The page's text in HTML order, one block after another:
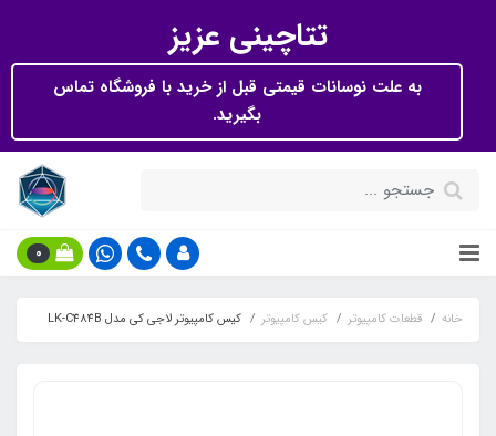
تتاچینی عزیز
به علت نوسانات قیمتی قبل از خرید با فروشگاه تماس
بگیرید.
0
خانه قطعات کامپیوتر کیس کامپیوتر کیس کامپیوتر لاجی کی مدل LK-C484B